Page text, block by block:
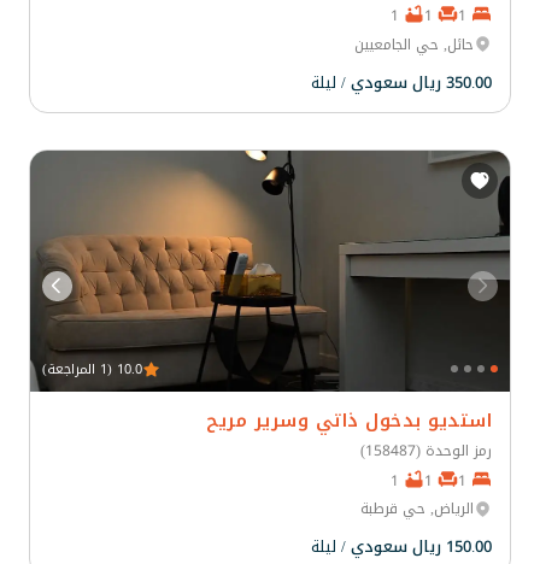
حائل, حي الجامعيين
350.00 ريال سعودي / ليلة
10.0 (1 المراجعة)
استديو بدخول ذاتي وسرير مريح
رمز الوحدة (158487)
الرياض, حي قرطبة
150.00 ريال سعودي / ليلة